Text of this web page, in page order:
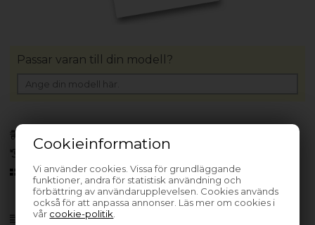
Cookieinformation
Vi använder cookies. Vissa för grundläggande
funktioner, andra för statistisk användning och
förbättring av användarupplevelsen. Cookies används
också för att anpassa annonser. Läs mer om cookies i
vår cookie-politik
Produktinfo
Sedan 2006
Passar varan till din modell?